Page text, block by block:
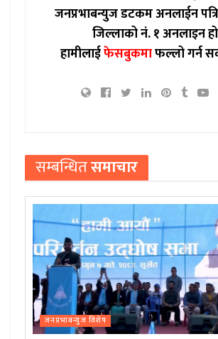
जनप्रभाबन्युज डटकम अनलाईन
जिल्लाको नं. १ अनलाइन
हामीलाईफेसबुकमाफल्लो गर्न
सम्बन्धितसमाचार
जनप्रभाबन्युज विशेष